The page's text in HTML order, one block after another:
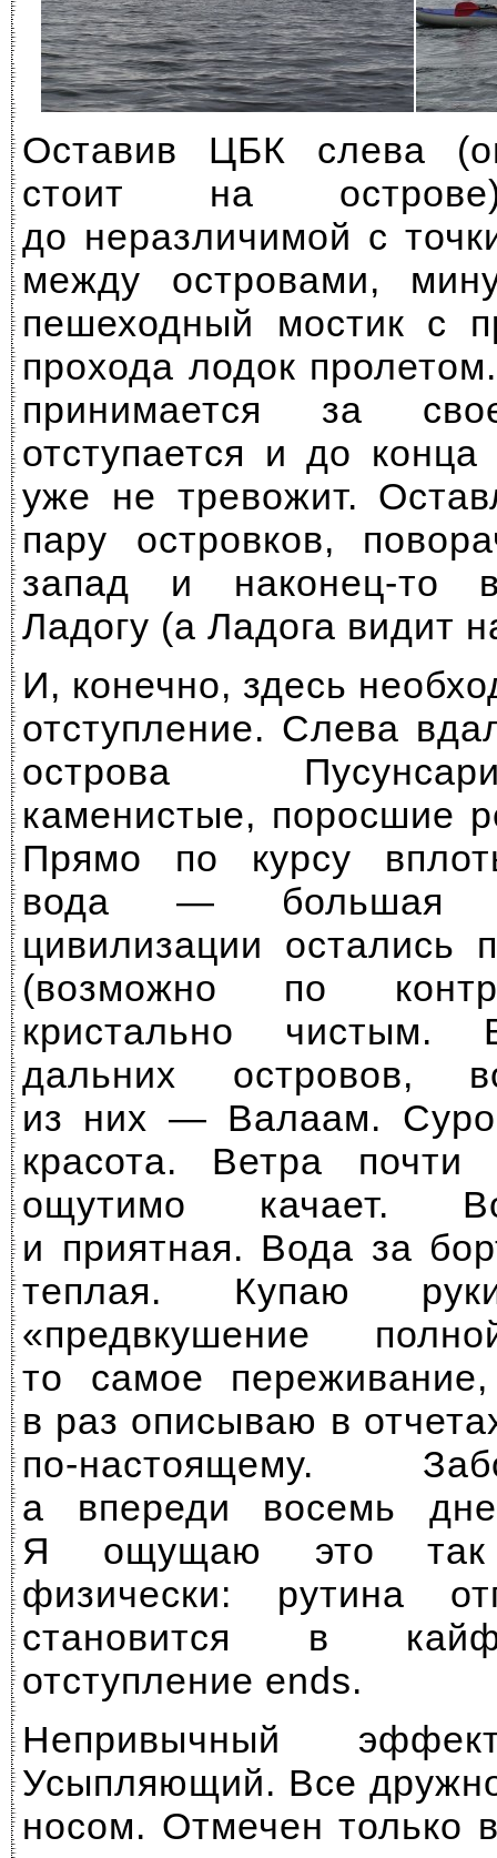
Оставив ЦБК слева
стоит на
до неразличимой с
между островами,
пешеходный мостик с
прохода лодок
принимается за
отступается и до
уже не тревожит.
пару островков,
запад и наконец-то
Ладогу (а Ладога видит
И, конечно, здесь
отступление. Слева
острова
каменистые, поросшие
Прямо по курсу
вода — большая
цивилизации остались
(возможно по
кристально чистым.
дальних островов,
из них — Валаам.
красота. Ветра
ощутимо качает.
и приятная. Вода за
теплая. Купаю
«предвкушение
то самое
в раз описываю в
по-настоящему.
а впереди восемь
Я ощущаю это так
физически: рутина
становится в
отступление ends.
Непривычный
Усыпляющий. Все
носом. Отмечен только